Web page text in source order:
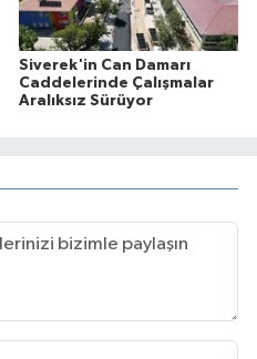
Siverek'in Can Damarı
Caddelerinde Çalışmalar
Aralıksız Sürüyor